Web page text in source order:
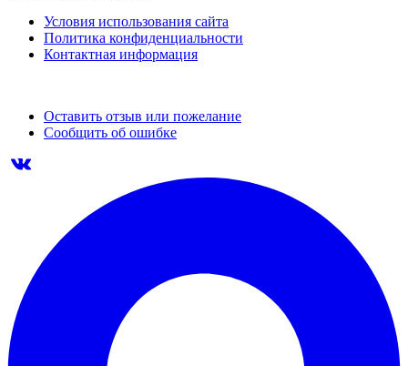
Условия использования сайта
Политика конфиденциальности
Контактная информация
Оставить отзыв или пожелание
Сообщить об ошибке